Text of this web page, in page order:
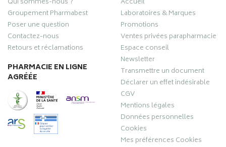
Groupement Pharmabest
Poser une question
Contactez-nous
Retours et réclamations
PHARMACIE EN LIGNE
AGRÉÉE
Laboratoires & Marques
Promotions
Ventes privées parapharmacie
Espace conseil
Newsletter
Transmettre un document
Déclarer un effet indésirable
CGV
Mentions légales
Données personnelles
Cookies
Mes préférences Cookies